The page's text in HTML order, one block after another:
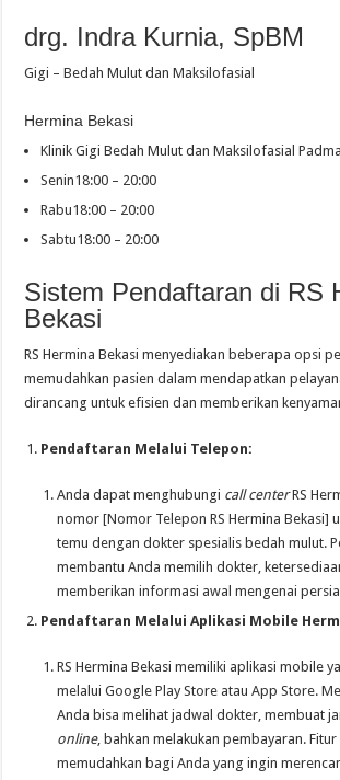
drg. Indra Kurnia, SpBM
Gigi – Bedah Mulut dan Maksilofasial
Hermina Bekasi
Klinik Gigi Bedah Mulut dan Maksilofasial Padma
Senin18:00 – 20:00
Rabu18:00 – 20:00
Sabtu18:00 – 20:00
Sistem Pendaftaran di RS
Bekasi
RS Hermina Bekasi menyediakan beberapa opsi
memudahkan pasien dalam mendapatkan
dirancang untuk efisien dan memberikan
Pendaftaran Melalui Telepon:
Anda dapat menghubungi call centerRS
nomor [Nomor Telepon RS Hermina Bekasi]
temu dengan dokter spesialis bedah mulut.
membantu Anda memilih dokter,
memberikan informasi awal mengenai
Pendaftaran Melalui Aplikasi Mobile
RS Hermina Bekasi memiliki aplikasi mobile
melalui Google Play Store atau App Store.
Anda bisa melihat jadwal dokter, membuat
online, bahkan melakukan pembayaran.
memudahkan bagi Anda yang ingin